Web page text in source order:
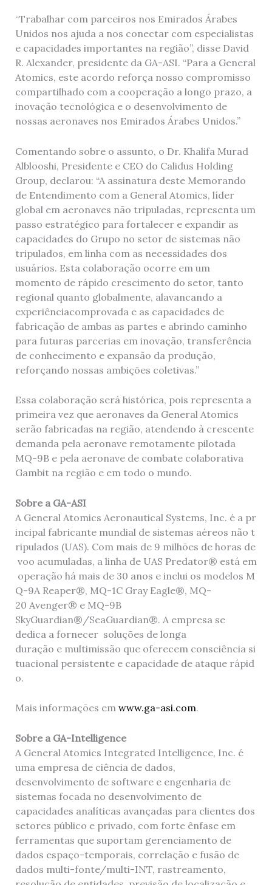
“Trabalhar com parceiros nos Emirados Árabes
Unidos nos ajuda a nos conectar com especialistas
e capacidades importantes na região”, disse David
R. Alexander, presidente da GA-ASI. “Para a General
Atomics, este acordo reforça nosso compromisso
compartilhado com a cooperação a longo prazo, a
inovação tecnológica e o desenvolvimento de
nossas aeronaves nos Emirados Árabes Unidos.”
Comentando sobre o assunto, o Dr. Khalifa Murad
Alblooshi, Presidente e CEO do Calidus Holding
Group, declarou: “A assinatura deste Memorando
de Entendimento com a General Atomics, líder
global em aeronaves não tripuladas, representa um
passo estratégico para fortalecer e expandir as
capacidades do Grupo no setor de sistemas não
tripulados, em linha com as necessidades dos
usuários. Esta colaboração ocorre em um
momento de rápido crescimento do setor, tanto
regional quanto globalmente, alavancando a
experiênciacomprovada e as capacidades de
fabricação de ambas as partes e abrindo caminho
para futuras parcerias em inovação, transferência
de conhecimento e expansão da produção,
reforçando nossas ambições coletivas.”
Essa colaboração será histórica, pois representa a
primeira vez que aeronaves da General Atomics
serão fabricadas na região, atendendo à crescente
demanda pela aeronave remotamente pilotada
MQ-9B e pela aeronave de combate colaborativa
Gambit na região e em todo o mundo.
Sobre a GA-ASI​
A General Atomics Aeronautical Systems, Inc. é a pr
incipal fabricante mundial de sistemas aéreos não t
ripulados (UAS). Com mais de 9 milhões de horas de
voo acumuladas, a linha de UAS Predator® está em
operação há mais de 30 anos e inclui os modelos M
Q-9A Reaper®, MQ-1C Gray Eagle®, MQ-
20 Avenger® e MQ-9B
SkyGuardian®/SeaGuardian®. A empresa se
dedica a fornecer soluções de longa
duração e multimissão que oferecem consciência si
tuacional persistente e capacidade de ataque rápid
o.
Mais informações em www.ga-asi.com.
Sobre a GA-Intelligence
A General Atomics Integrated Intelligence, Inc. é
uma empresa de ciência de dados,
desenvolvimento de software e engenharia de
sistemas focada no desenvolvimento de
capacidades analíticas avançadas para clientes dos
setores público e privado, com forte ênfase em
ferramentas que suportam gerenciamento de
dados espaço-temporais, correlação e fusão de
dados multi-fonte/multi-INT, rastreamento,